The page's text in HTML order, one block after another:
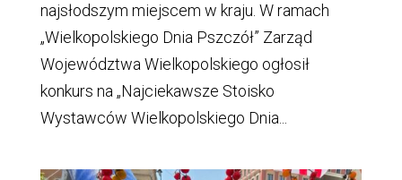
najsłodszym miejscem w kraju. W ramach
„Wielkopolskiego Dnia Pszczół” Zarząd
Województwa Wielkopolskiego ogłosił
konkurs na „Najciekawsze Stoisko
Wystawców Wielkopolskiego Dnia...